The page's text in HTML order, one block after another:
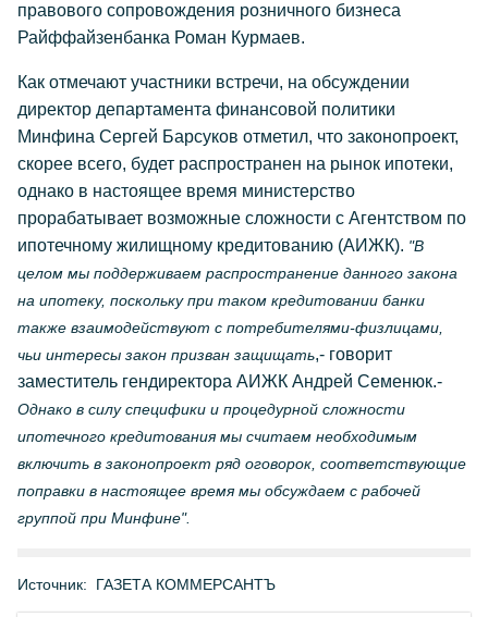
правового сопровождения розничного бизнеса
Райффайзенбанка Роман Курмаев.
Как отмечают участники встречи, на обсуждении
директор департамента финансовой политики
Минфина Сергей Барсуков отметил, что законопроект,
скорее всего, будет распространен на рынок ипотеки,
однако в настоящее время министерство
прорабатывает возможные сложности с Агентством по
ипотечному жилищному кредитованию (АИЖК). "В
целом мы поддерживаем распространение данного закона
на ипотеку, поскольку при таком кредитовании банки
также взаимодействуют с потребителями-физлицами,
чьи интересы закон призван защищать,- говорит
заместитель гендиректора АИЖК Андрей Семенюк.-
Однако в силу специфики и процедурной сложности
ипотечного кредитования мы считаем необходимым
включить в законопроект ряд оговорок, соответствующие
поправки в настоящее время мы обсуждаем с рабочей
группой при Минфине".
Источник: ГАЗЕТА КОММЕРСАНТЪ